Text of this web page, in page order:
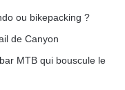
ou bikepacking ?
de Canyon
MTB qui bouscule le